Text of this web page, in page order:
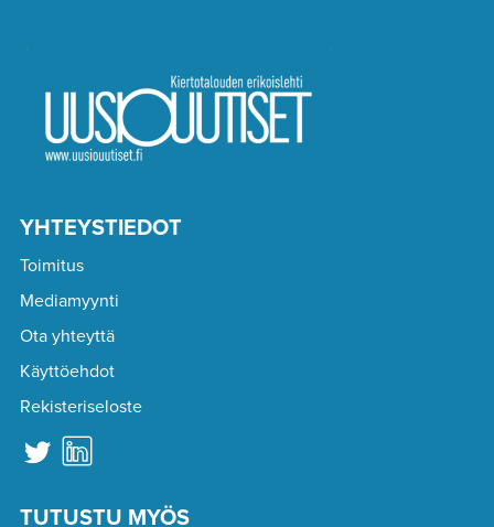
YHTEYSTIEDOT
Toimitus
Mediamyynti
Ota yhteyttä
Käyttöehdot
Rekisteriseloste
TUTUSTU MYÖS